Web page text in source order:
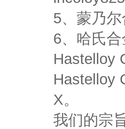
5、蒙乃
6、哈氏
Hastelloy
Hastelloy
X。
我们的宗